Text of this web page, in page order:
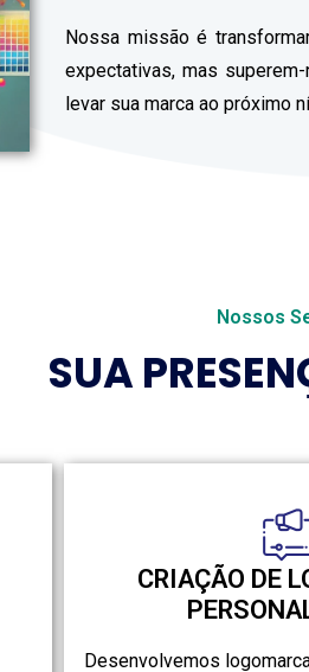
Nossa missão é
expectativas, mas
levar sua marca ao próximo
Nossos
SUA
CRIAÇÃO DE
Desenvolvemos